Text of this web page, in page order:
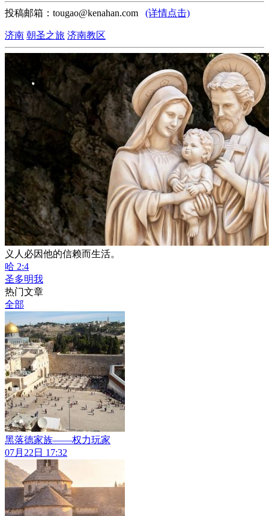
投稿邮箱：tougao@kenahan.com (详情点击)
济南 朝圣之旅 济南教区
义人必因他的信赖而生活。
哈 2:4
圣多明我
热门文章
全部
黑落德家族——权力玩家
07月22日 17:32